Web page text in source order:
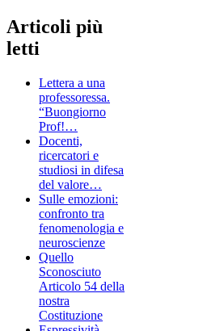
Articoli più
letti
Lettera a una
professoressa.
“Buongiorno
Prof!…
Docenti,
ricercatori e
studiosi in difesa
del valore…
Sulle emozioni:
confronto tra
fenomenologia e
neuroscienze
Quello
Sconosciuto
Articolo 54 della
nostra
Costituzione